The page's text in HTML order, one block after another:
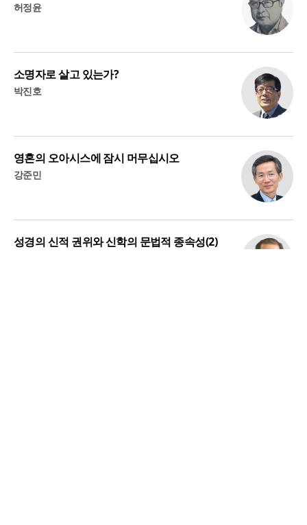
허정윤
소명자로 살고 있는가?
박진호
영혼의 오아시스에 잠시 머무십시오
강준민
성경의 신적 권위와 신학의 문법적 종속성(2)